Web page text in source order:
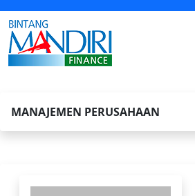
MANAJEMEN PERUSAHAAN